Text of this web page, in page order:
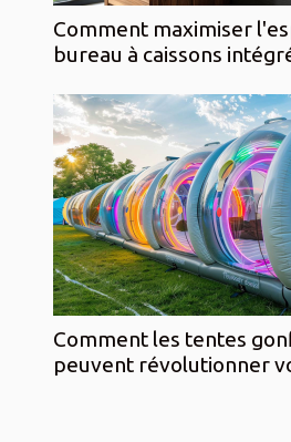
Comment maximiser
bureau à caissons
Comment les tentes
peuvent révolutionner